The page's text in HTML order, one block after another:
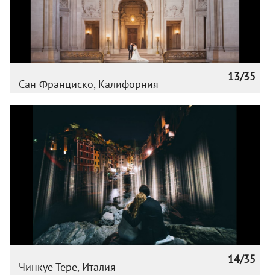
13/35
Сан Франциско, Калифорния
14/35
Чинкуе Тере, Италия